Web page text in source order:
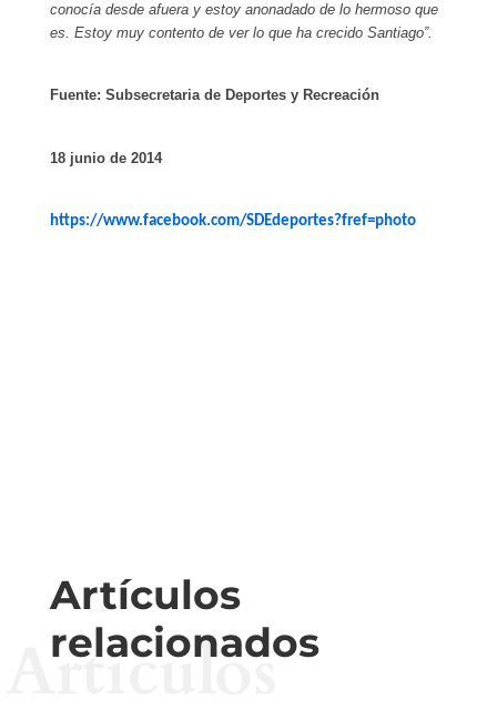
conocía desde afuera y estoy anonadado de lo hermoso que
es. Estoy muy contento de ver lo que ha crecido Santiago”.
Fuente: Subsecretaria de Deportes y Recreación
18 junio de 2014
https://www.facebook.com/SDEdeportes?fref=photo
Artículos
relacionados
Artículos